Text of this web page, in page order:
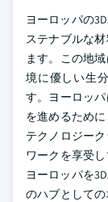
ヨーロッパの
ステナブルな
ます。この地
境に優しい生
す。ヨーロッ
を進めるため
テクノロジー
ワークを享受
ヨーロッパを
のハブとして